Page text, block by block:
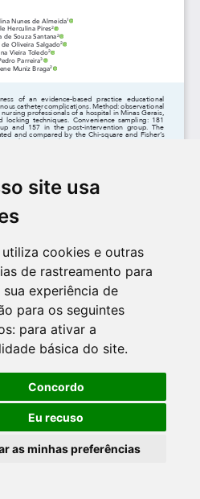
site usa
cookies e outras
de rastreamento para
sua experiência de
para os seguintes
para ativar a
básica do site.
Concordo
Eu recuso
as minhas preferências